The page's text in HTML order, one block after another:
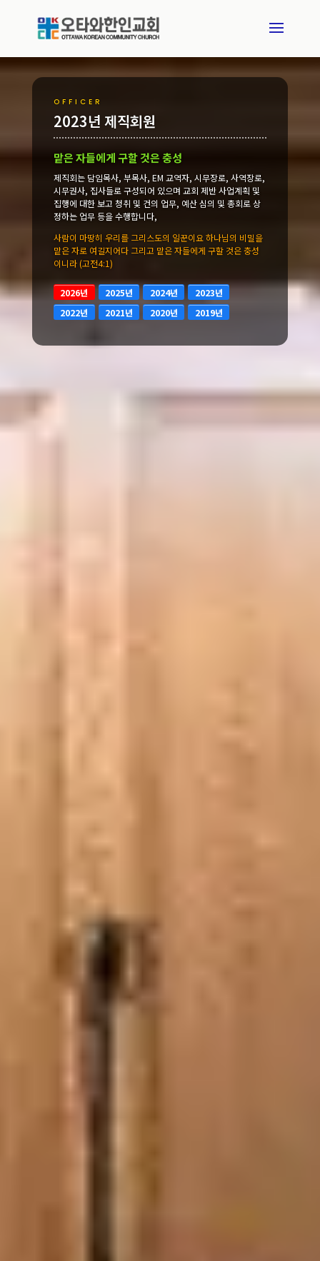
OFFICER
2023년 제직회원
맡은 자들에게 구할 것은 충성
제직회는 담임목사, 부목사, EM 교역자, 시무장로, 사역장로,
시무권사, 집사들로 구성되어 있으며 교회 제반 사업계획 및
집행에 대한 보고 청취 및 건의 업무, 예산 심의 및 총회로 상
정하는 업무 등을 수행합니다,
사람이 마땅히 우리를 그리스도의 일꾼이요 하나님의 비밀을
맡은 자로 여길지어다 그리고 맡은 자들에게 구할 것은 충성
이니라 (고전4:1)
2026년 2025년 2024년
2023년
2022년
2021년 2020년 2019년